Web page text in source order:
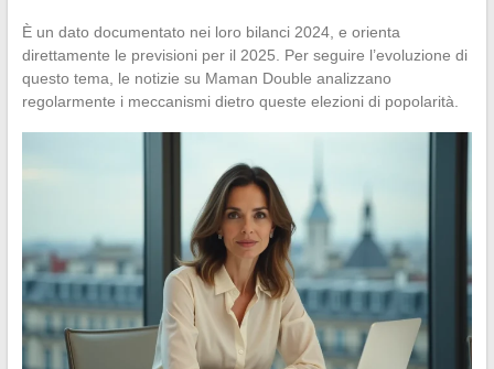
È un dato documentato nei loro bilanci 2024, e orienta
direttamente le previsioni per il 2025. Per seguire l’evoluzione di
questo tema, le notizie su Maman Double analizzano
regolarmente i meccanismi dietro queste elezioni di popolarità.